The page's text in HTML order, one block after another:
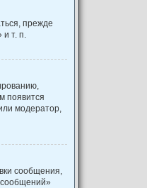
прежде
т. п.
появится
модератор,
сообщения,